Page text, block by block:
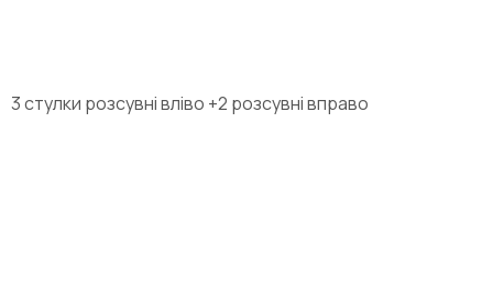
3 стулки розсувні вліво +2 розсувні вправо